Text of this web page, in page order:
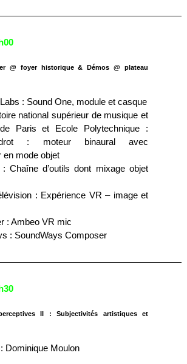
@ foyer historique & Démos @ plateau
: Sound One, module et casque
national supérieur de musique et
Paris et Ecole Polytechnique :
: moteur binaural avec
en mode objet
: Chaîne d’outils dont mixage objet
: Expérience VR – image et
: Ambeo VR mic
: SoundWays Composer
II : Subjectivités artistiques et
Dominique Moulon